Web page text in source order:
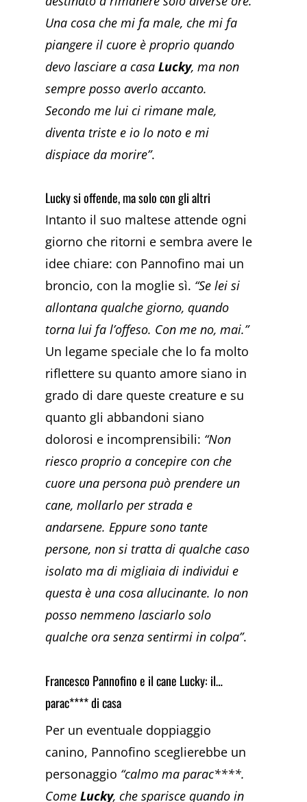
Una cosa che mi fa male, che mi fa
piangere il cuore è proprio quando
devo lasciare a casaLucky, ma non
sempre posso averlo accanto.
Secondo me lui ci rimane male,
diventa triste e io lo noto e mi
dispiace da morire”.
Lucky si offende, ma solo con gli altri
Intanto il suo maltese attende ogni
giorno che ritorni e sembra avere le
idee chiare: con Pannofino mai un
broncio, con la moglie sì. “Se lei si
allontana qualche giorno, quando
torna lui fa l’offeso. Con me no, mai.”
Un legame speciale che lo fa molto
riflettere su quanto amore siano in
grado di dare queste creature e su
quanto gli abbandoni siano
dolorosi e incomprensibili: “Non
riesco proprio a concepire con che
cuore una persona può prendere un
cane, mollarlo per strada e
andarsene. Eppure sono tante
persone, non si tratta di qualche caso
isolato ma di migliaia di individui e
questa è una cosa allucinante. Io non
posso nemmeno lasciarlo solo
qualche ora senza sentirmi in colpa”.
Francesco Pannofino e il cane Lucky: il…
parac**** di casa
Per un eventuale doppiaggio
canino, Pannofino sceglierebbe un
personaggio “calmo ma parac****.
ComeLucky, che sparisce quando in